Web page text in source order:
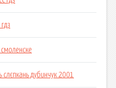
слєпкань дубинчук 2001